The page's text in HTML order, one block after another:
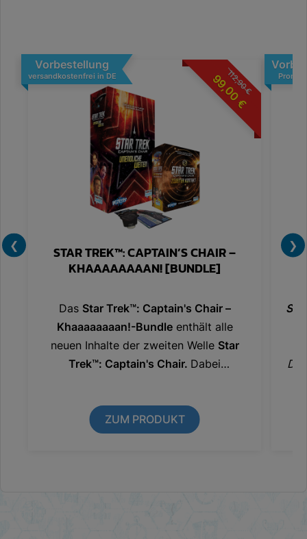
❮ ❯
STAR TREK™: CAPTAIN’S CHAIR –
KHAAAAAAAAN! [BUNDLE]
Das Star Trek™: Captain's Chair –
Khaaaaaaaan!-Bundleenthält alle
neuen Inhalte der zweiten Welle Star
Trek™: Captain's Chair. Dabei
reduzierten Versandkosten in
Österreich. Das Angebot gilt nur
ZUM PRODUKT
112,90
€
99,00
€
Vorbestellung
versandkostenfrei in DE Promo